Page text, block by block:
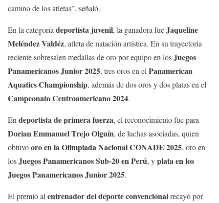
camino de los atletas”, señaló.
En la categoría deportista juvenil, la ganadora fueJaqueline
Meléndez Valdéz, atleta de natación artística. En su trayectoria
reciente sobresalen medallas de oro por equipo en losJuegos
Panamericanos Junior 2025, tres oros en el Panamerican
Aquatics Championship, además de dos oros y dos platas en el
Campeonato Centroamericano 2024.
En deportista de primera fuerza, el reconocimiento fue para
Dorian Emmanuel Trejo Olguín, de luchas asociadas, quien
obtuvooro en la Olimpiada Nacional CONADE 2025, oro en
losJuegos Panamericanos Sub-20 en Perú, yplata en los
Juegos Panamericanos Junior 2025.
El premio al entrenador del deporte convencionalrecayó por